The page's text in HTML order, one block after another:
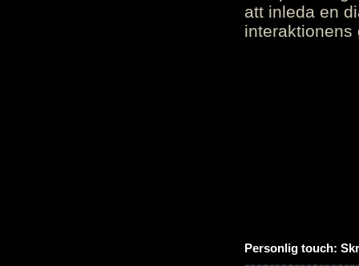
att inleda en
interaktionens
Personlig touch: